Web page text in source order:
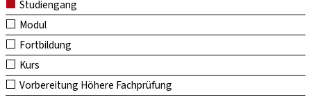
Studiengang
Modul
Fortbildung
Kurs
Vorbereitung Höhere Fachprüfung